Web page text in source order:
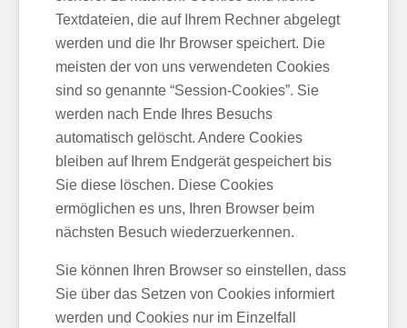
Textdateien, die auf Ihrem Rechner abgelegt
werden und die Ihr Browser speichert. Die
meisten der von uns verwendeten Cookies
sind so genannte “Session-Cookies”. Sie
werden nach Ende Ihres Besuchs
automatisch gelöscht. Andere Cookies
bleiben auf Ihrem Endgerät gespeichert bis
Sie diese löschen. Diese Cookies
ermöglichen es uns, Ihren Browser beim
nächsten Besuch wiederzuerkennen.
Sie können Ihren Browser so einstellen, dass
Sie über das Setzen von Cookies informiert
werden und Cookies nur im Einzelfall